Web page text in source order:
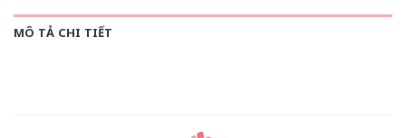
MÔ TẢ CHI TIẾT